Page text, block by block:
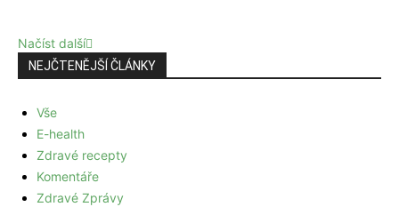
Načíst další
NEJČTENĚJŠÍ ČLÁNKY
Vše
E-health
Zdravé recepty
Komentáře
Zdravé Zprávy